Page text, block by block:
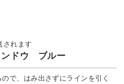
されます
ドウ ブルー
で、はみ出さずにラインを引く